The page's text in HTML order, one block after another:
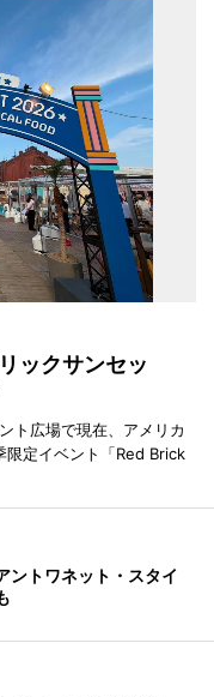
ックサンセッ
ト広場で現在、アメリカ
限定イベント「Red Brick
ントワネット・スタイ